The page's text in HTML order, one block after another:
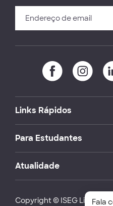
Links Rápidos
Para Estudantes
Atualidade
Copyright © ISEG LisbonFala